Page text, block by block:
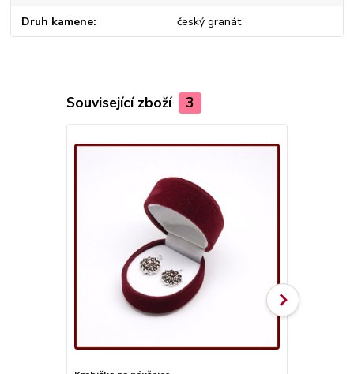
Druh kamene český granát
Související zboží 3